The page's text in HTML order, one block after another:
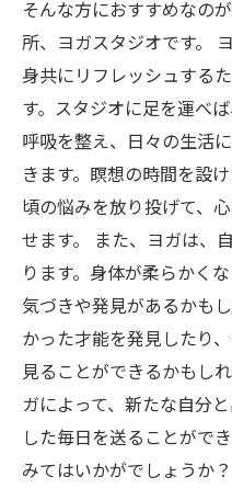
そんな方におすすめなの
所、ヨガスタジオです。
身共にリフレッシュする
す。スタジオに足を運べ
呼吸を整え、日々の生活
きます。瞑想の時間を設
頃の悩みを放り投げて、
せます。 また、ヨガは、
ります。身体が柔らかく
気づきや発見があるかも
かった才能を発見したり
見ることができるかもし
ガによって、新たな自分
した毎日を送ることがで
みてはいかがでしょうか？